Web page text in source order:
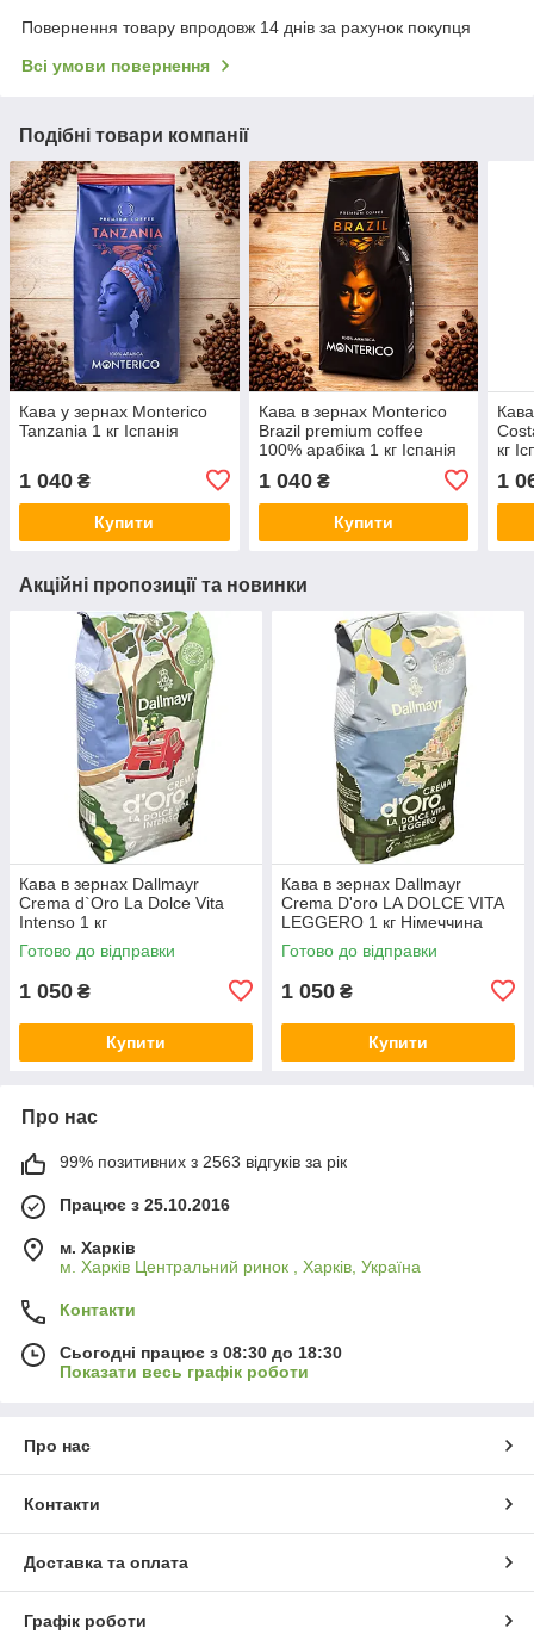
Повернення товару впродовж 14 днів за рахунок покупця
Всі умови повернення
Подібні товари компанії
Кава у зернах Monterico
Tanzania 1 кг Іспанія
1 040 ₴
Купити
Кава в зернах Monterico
Brazil premium coffee
100% арабіка 1 кг Іспанія
1 040₴
Купити
кг
1
Акційні пропозиції та новинки
Кава в зернах Dallmayr
Crema d`Oro La Dolce Vita
Intenso 1 кг
Готово до відправки
1 050 ₴
Купити
Кава в зернах Dallmayr
Crema D'oro LA DOLCE VITA
LEGGERO 1 кг Німеччина
Готово до відправки
1 050 ₴
Купити
Про нас
99% позитивних з 2563 відгуків за рік
Працює з 25.10.2016
м. Харків
м. Харків Центральний ринок , Харків, Україна
Контакти
Сьогодні працює з 08:30 до 18:30
Показати весь графік роботи
Про нас
Контакти
Доставка та оплата
Графік роботи